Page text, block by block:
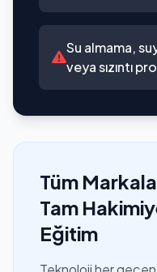
Su almama,
veya sızıntı
Tüm
Tam
Eğitim